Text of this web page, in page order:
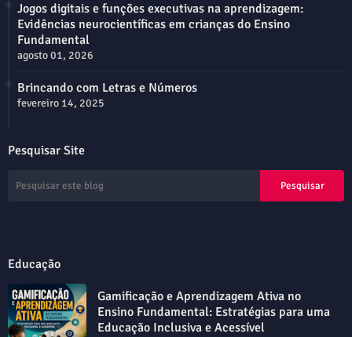
Jogos digitais e funções executivas na aprendizagem:
Evidências neurocientíficas em crianças do Ensino
Fundamental
agosto 01, 2026
Brincando com Letras e Números
fevereiro 14, 2025
Pesquisar Site
Educação
Gamificação e Aprendizagem Ativa no
Ensino Fundamental: Estratégias para uma
Educação Inclusiva e Acessível